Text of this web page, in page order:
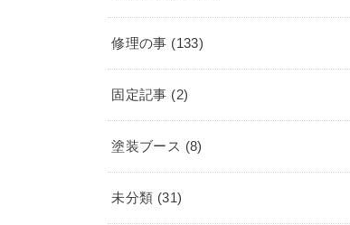
修理の事 (133)
固定記事 (2)
塗装ブース (8)
未分類 (31)